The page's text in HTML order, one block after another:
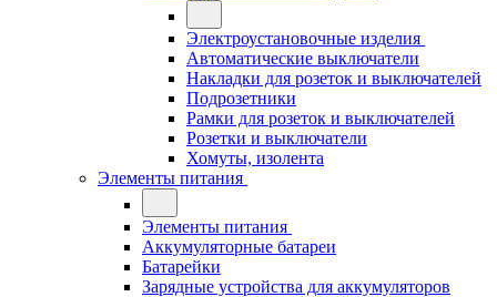
Электроустановочные изделия
Автоматические выключатели
Накладки для розеток и выключателей
Подрозетники
Рамки для розеток и выключателей
Розетки и выключатели
Хомуты, изолента
Элементы питания
Элементы питания
Аккумуляторные батареи
Батарейки
Зарядные устройства для аккумуляторов